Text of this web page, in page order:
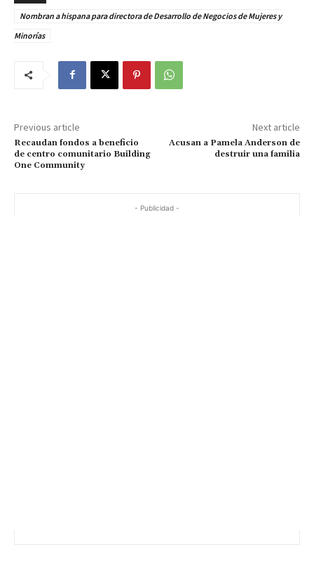
Nombran a hispana para directora de Desarrollo de Negocios de Mujeres y
Minorías
Previous article
Recaudan fondos a beneficio
de centro comunitario Building
One Community
Next article
Acusan a Pamela Anderson de
destruir una familia
- Publicidad -